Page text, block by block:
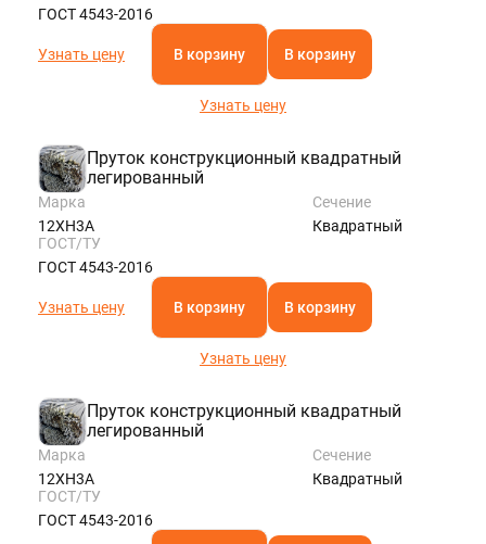
ГОСТ 4543-2016
Узнать цену В корзину В корзину
Узнать цену
Пруток конструкционный квадратный
легированный
Марка
12ХН3А
Сечение
Квадратный
ГОСТ/ТУ
ГОСТ 4543-2016
Узнать цену В корзину В корзину
Узнать цену
Пруток конструкционный квадратный
легированный
Марка
12ХН3А
Сечение
Квадратный
ГОСТ/ТУ
ГОСТ 4543-2016